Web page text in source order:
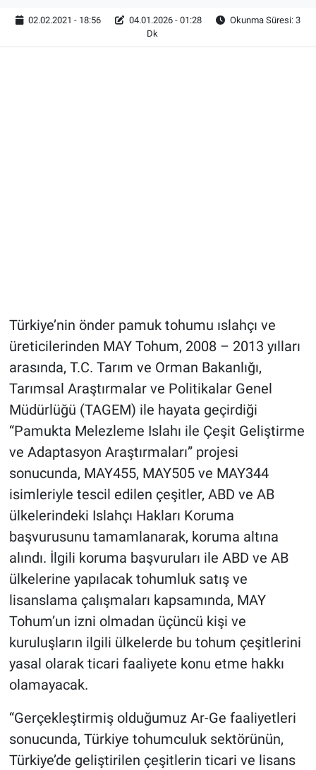
02.02.2021 - 18:56 04.01.2026 - 01:28
Okunma Süresi: 3
Dk
Türkiye’nin önder pamuk tohumu ıslahçı ve
üreticilerinden MAY Tohum, 2008 – 2013 yılları
arasında, T.C. Tarım ve Orman Bakanlığı,
Tarımsal Araştırmalar ve Politikalar Genel
Müdürlüğü (TAGEM) ile hayata geçirdiği
“Pamukta Melezleme Islahı ile Çeşit Geliştirme
ve Adaptasyon Araştırmaları” projesi
sonucunda, MAY455, MAY505 ve MAY344
isimleriyle tescil edilen çeşitler, ABD ve AB
ülkelerindeki Islahçı Hakları Koruma
başvurusunu tamamlanarak, koruma altına
alındı. İlgili koruma başvuruları ile ABD ve AB
ülkelerine yapılacak tohumluk satış ve
lisanslama çalışmaları kapsamında, MAY
Tohum’un izni olmadan üçüncü kişi ve
kuruluşların ilgili ülkelerde bu tohum çeşitlerini
yasal olarak ticari faaliyete konu etme hakkı
olamayacak.
“Gerçekleştirmiş olduğumuz Ar-Ge faaliyetleri
sonucunda, Türkiye tohumculuk sektörünün,
Türkiye’de geliştirilen çeşitlerin ticari ve lisans
Tahıllar ve Baklagiller